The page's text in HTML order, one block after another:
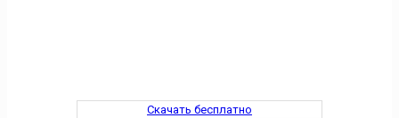
Скачать бесплатно